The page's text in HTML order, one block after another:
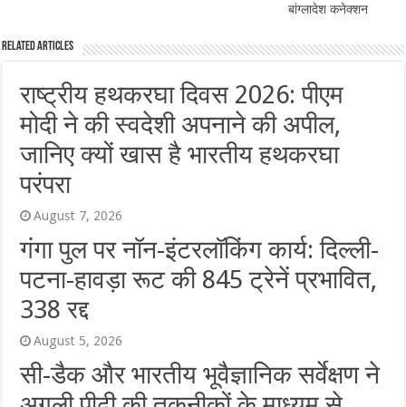
बांग्लादेश कनेक्शन
Related Articles
राष्ट्रीय हथकरघा दिवस 2026: पीएम
मोदी ने की स्वदेशी अपनाने की अपील,
जानिए क्यों खास है भारतीय हथकरघा
परंपरा
August 7, 2026
गंगा पुल पर नॉन-इंटरलॉकिंग कार्य: दिल्ली-
पटना-हावड़ा रूट की 845 ट्रेनें प्रभावित,
338 रद्द
August 5, 2026
सी-डैक और भारतीय भूवैज्ञानिक सर्वेक्षण ने